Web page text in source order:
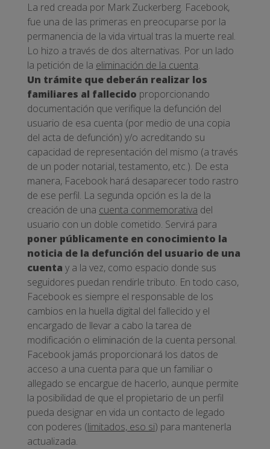
La red creada por Mark Zuckerberg. Facebook,
fue una de las primeras en preocuparse por la
permanencia de la vida virtual tras la muerte real.
Lo hizo a través de dos alternativas. Por un lado
la petición de la eliminación de la cuenta.
Un trámite que deberán realizar los
familiares al fallecido proporcionando
documentación que verifique la defunción del
usuario de esa cuenta (por medio de una copia
del acta de defunción) y/o acreditando su
capacidad de representación del mismo (a través
de un poder notarial, testamento, etc.). De esta
manera, Facebook hará desaparecer todo rastro
de ese perfil. La segunda opción es la de la
creación de una cuenta conmemorativa del
usuario con un doble cometido. Servirá para
poner públicamente en conocimiento la
noticia de la defunción del usuario de una
cuenta y a la vez, como espacio donde sus
seguidores puedan rendirle tributo. En todo caso,
Facebook es siempre el responsable de los
cambios en la huella digital del fallecido y el
encargado de llevar a cabo la tarea de
modificación o eliminación de la cuenta personal.
Facebook jamás proporcionará los datos de
acceso a una cuenta para que un familiar o
allegado se encargue de hacerlo, aunque permite
la posibilidad de que el propietario de un perfil
pueda designar en vida un contacto de legado
con poderes (limitados, eso si) para mantenerla
actualizada.